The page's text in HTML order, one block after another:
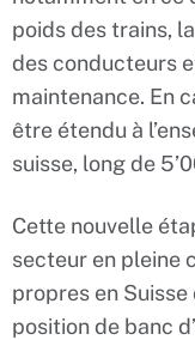
poids des trains,
des conducteurs
maintenance. En
être étendu à
suisse, long de
Cette nouvelle
secteur en pleine
propres en
position de banc